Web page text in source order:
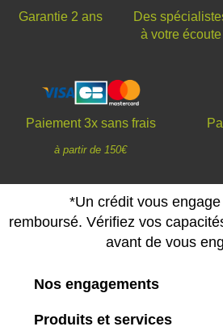
Garantie 2 ans
Des
à votre écoute
Paiement 3x sans frais
à partir de 150€
*Un crédit vous
remboursé. Vérifiez vos
avant de vous
Nos engagements
Produits et services